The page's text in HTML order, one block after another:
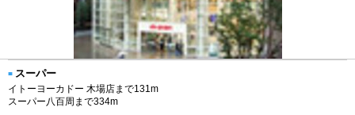
スーパー
イトーヨーカドー 木場店まで131m
スーパー八百周まで334m